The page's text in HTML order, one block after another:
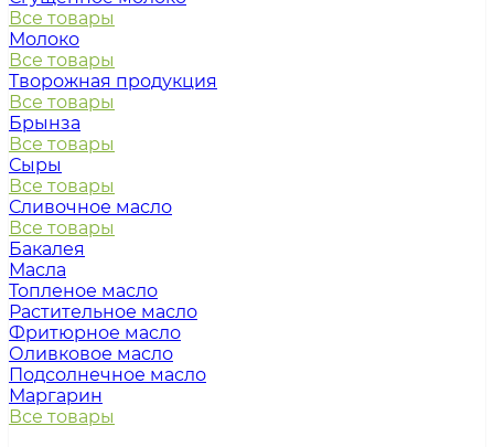
Все товары
Молоко
Все товары
Творожная продукция
Все товары
Брынза
Все товары
Сыры
Все товары
Сливочное масло
Все товары
Бакалея
Масла
Топленое масло
Растительное масло
Фритюрное масло
Оливковое масло
Подсолнечное масло
Маргарин
Все товары